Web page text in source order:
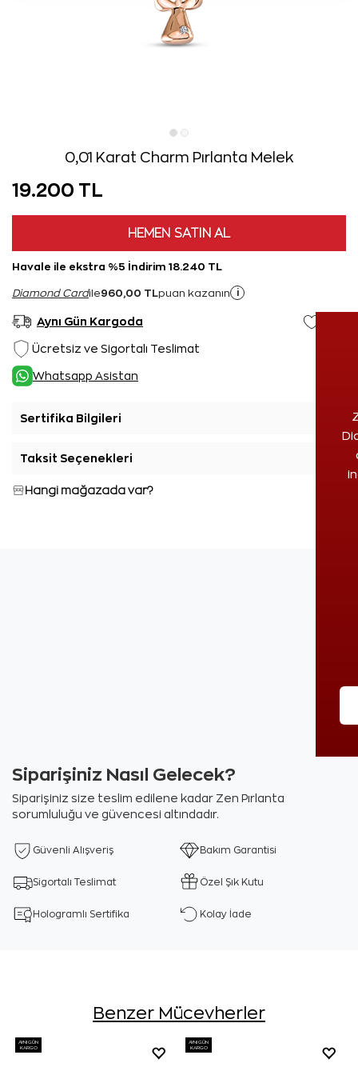
0,01 Karat Charm Pırlanta Melek
19.200 TL
HEMEN SATIN AL
Havale ile ekstra %5 İndirim 18.240 TL
Diamond Cardile960,00 TL puan kazanın i
Aynı Gün Kargoda
Ücretsiz ve Sigortalı Teslimat
Whatsapp Asistan
Sertifika Bilgileri
Taksit Seçenekleri
Hangi mağazada var?
Siparişiniz Nasıl Gelecek?
Siparişiniz size teslim edilene kadar Zen Pırlanta
sorumluluğu ve güvencesi altındadır.
Güvenli Alışveriş Bakım Garantisi
Sigortalı Teslimat Özel Şık Kutu
Hologramlı Sertifika Kolay İade
Benzer Mücevherler
AYNI GÜN
KARGO
AYNI GÜN
KARGO